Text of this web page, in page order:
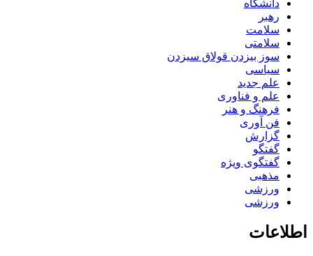
دانشگاه
رهبر
سلامت
سلامتی
سوز بیزدن قولاق سیزدن
سیاسی
علم جدید
علم و فناوری
فرهنگ و هنر
فن آوری
گزارش
گفتگو
گفتگوی ویژه
مذهبی
ورزشی
ورزشی
اطلاعات